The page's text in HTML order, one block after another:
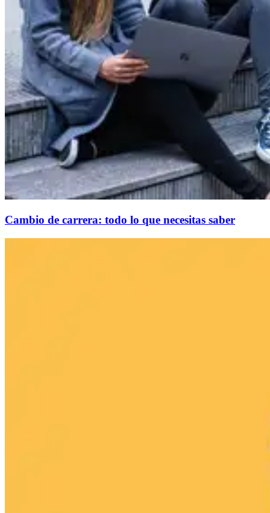
Cambio de carrera: todo lo que necesitas saber